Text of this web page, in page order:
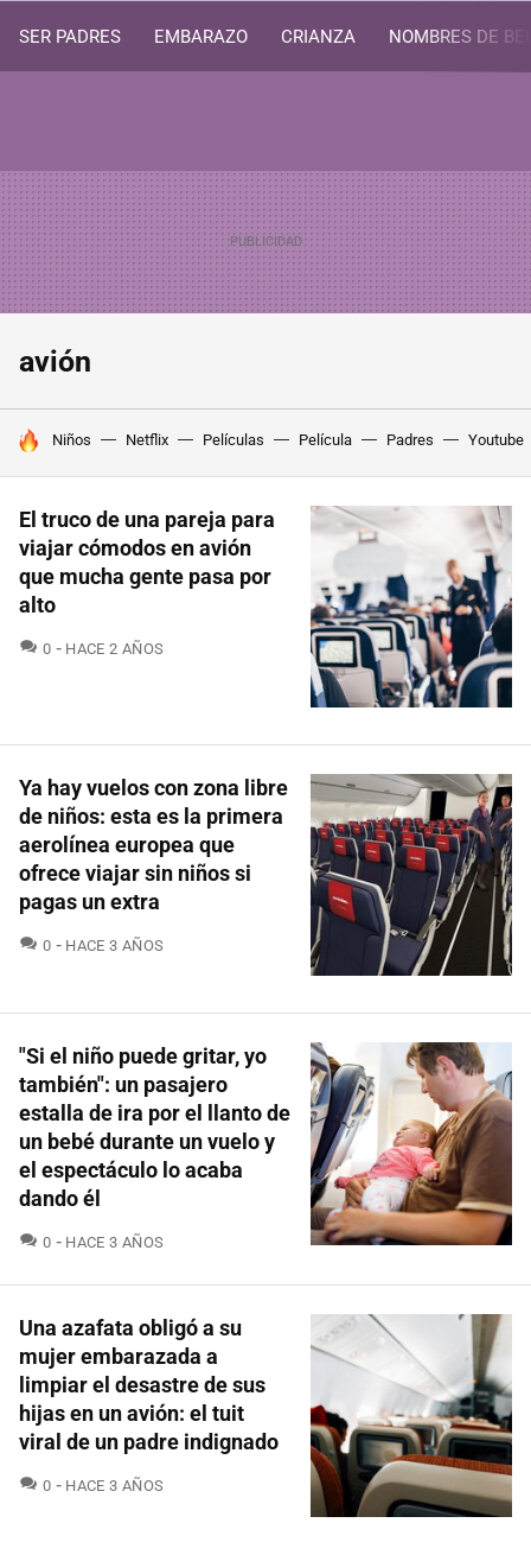
SER PADRES EMBARAZO CRIANZA NOMBRES DE
avión
HOY SE HABLA DE
Niños Netflix Películas Película Padres Youtube
El truco de una pareja para
viajar cómodos en avión
que mucha gente pasa por
alto
0 COMENTARIOS
HACE 2 AÑOS
Ya hay vuelos con zona libre
de niños: esta es la primera
aerolínea europea que
ofrece viajar sin niños si
pagas un extra
0 COMENTARIOS
HACE 3 AÑOS
"Si el niño puede gritar, yo
también": un pasajero
estalla de ira por el llanto de
un bebé durante un vuelo y
el espectáculo lo acaba
dando él
0 COMENTARIOS
HACE 3 AÑOS
Una azafata obligó a su
mujer embarazada a
limpiar el desastre de sus
hijas en un avión: el tuit
viral de un padre indignado
0 COMENTARIOS
HACE 3 AÑOS